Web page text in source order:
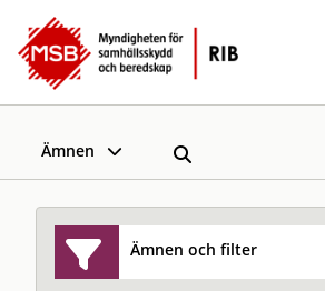
Ämnen
Ämnen och filter